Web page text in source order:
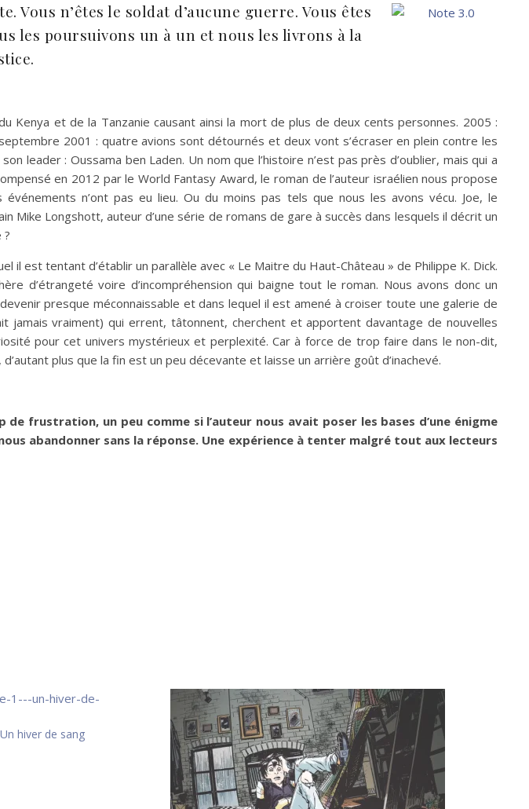
Vous n’êtes le soldat d’aucune guerre. Vous êtes
les poursuivons un à un et nous les livrons à la
et de la Tanzanie causant ainsi la mort de plus de deux cents personnes. 2005 :
2001 : quatre avions sont détournés et deux vont s’écraser en plein contre les
leader : Oussama ben Laden. Un nom que l’histoire n’est pas près d’oublier, mais qui a
en 2012 par le World Fantasy Award, le roman de l’auteur israélien nous propose
n’ont pas eu lieu. Ou du moins pas tels que nous les avons vécu. Joe, le
Longshott, auteur d’une série de romans de gare à succès dans lesquels il décrit un
?
il est tentant d’établir un parallèle avec « Le Maitre du Haut-Château » de Philippe K. Dick.
d’étrangeté voire d’incompréhension qui baigne tout le roman. Nous avons donc un
presque méconnaissable et dans lequel il est amené à croiser toute une galerie de
vraiment) qui errent, tâtonnent, cherchent et apportent davantage de nouvelles
pour cet univers mystérieux et perplexité. Car à force de trop faire dans le non-dit,
plus que la fin est un peu décevante et laisse un arrière goût d’inachevé.
frustration, un peu comme si l’auteur nous avait poser les bases d’une énigme
abandonner sans la réponse. Une expérience à tenter malgré tout aux lecteurs
hiver de sang